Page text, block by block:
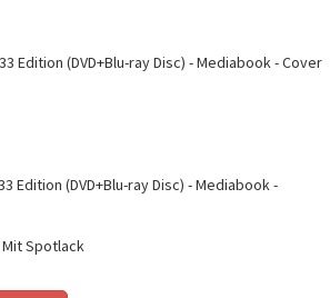
Edition (DVD+Blu-ray Disc) - Mediabook -
Spotlack